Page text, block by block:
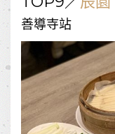
善導寺站